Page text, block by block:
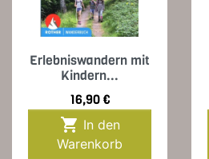
Erlebniswandern mit
Kindern...
Preis
16,90 €

Warenkorb